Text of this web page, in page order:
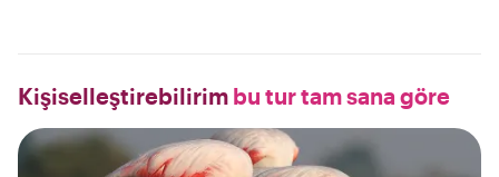
Kişiselleştirebilirim bu tur tam sana göre